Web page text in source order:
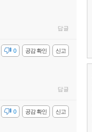
답글
신고
공감 확인
0
답글
신고
공감 확인
0